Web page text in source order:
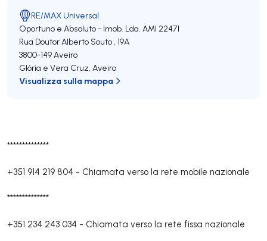
**************
+351 914 219 804 - Chiamata verso la rete mobile nazionale
**************
+351 234 243 034 - Chiamata verso la rete fissa nazionale
RE/MAX Universal
Oportuno e Absoluto - Imob. Lda. AMI 22471
Rua Doutor Alberto Souto , 19A
3800-149Aveiro
Glória e Vera Cruz, Aveiro
Visualizza sulla mappa